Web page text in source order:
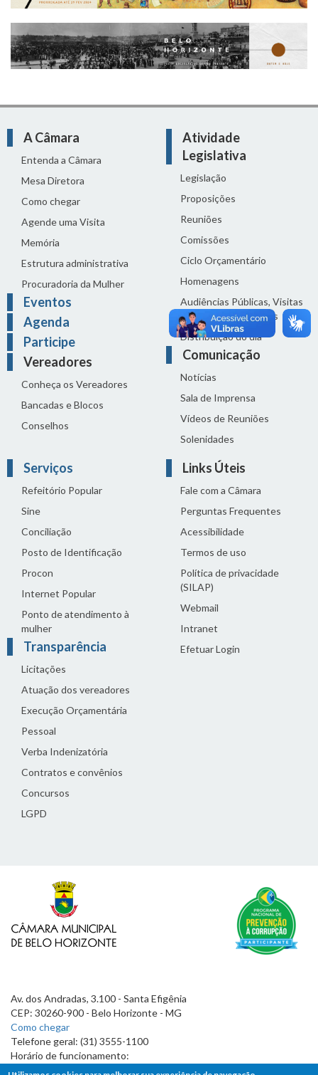
A Câmara
Entenda a Câmara
Mesa Diretora
Como chegar
Agende uma Visita
Memória
Estrutura administrativa
Procuradoria da Mulher
Eventos
Agenda
Participe
Vereadores
Conheça os Vereadores
Bancadas e Blocos
Conselhos
Atividade
Legislativa
Legislação
Proposições
Reuniões
Comissões
Ciclo Orçamentário
Homenagens
Audiências Públicas, Visitas
Técnicas e Seminários
Distribuição do dia
Comunicação
Notícias
Sala de Imprensa
Vídeos de Reuniões
Solenidades
Serviços
Refeitório Popular
Sine
Conciliação
Posto de Identificação
Procon
Internet Popular
Ponto de atendimento à
mulher
Transparência
Licitações
Atuação dos vereadores
Execução Orçamentária
Pessoal
Verba Indenizatória
Contratos e convênios
Concursos
LGPD
Links Úteis
Fale com a Câmara
Perguntas Frequentes
Acessibilidade
Termos de uso
Política de privacidade
(SILAP)
Webmail
Intranet
Efetuar Login
Av. dos Andradas, 3.100 - Santa Efigênia
CEP: 30260-900 - Belo Horizonte - MG
Como chegar
Telefone geral: (31) 3555-1100
Horário de funcionamento:
7h às 19h